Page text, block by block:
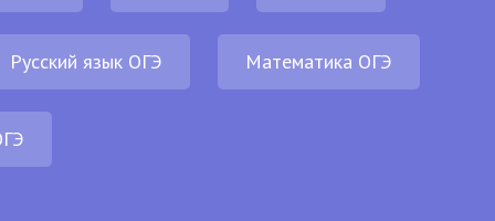
Русский язык ОГЭ Математика ОГЭ